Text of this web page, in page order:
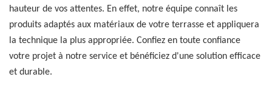
hauteur de vos attentes. En effet, notre équipe connaît les
produits adaptés aux matériaux de votre terrasse et appliquera
la technique la plus appropriée. Confiez en toute confiance
votre projet à notre service et bénéficiez d'une solution efficace
et durable.